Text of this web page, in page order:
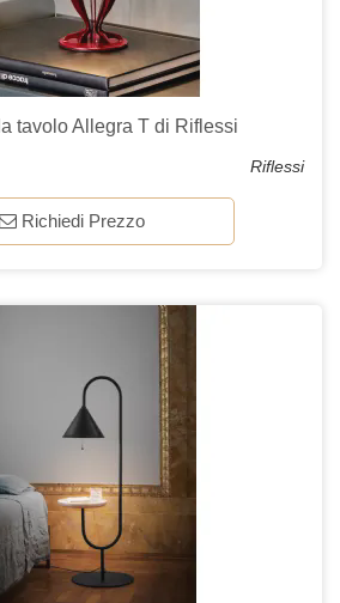
tavolo Allegra T di Riflessi
Riflessi
Richiedi Prezzo